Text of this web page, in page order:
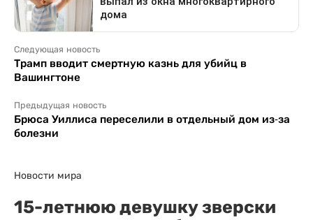
Следующая новость
Трамп вводит смертную казнь для убийц в
Вашингтоне
Предыдущая новость
Брюса Уиллиса переселили в отдельный дом из-за
болезни
Новости мира
15-летнюю девушку зверски